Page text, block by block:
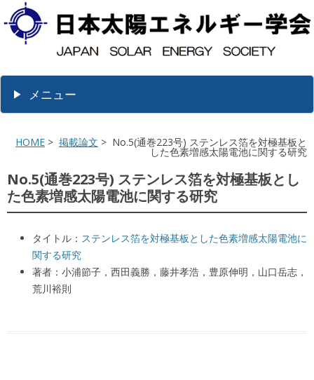
メニュー
HOME > 掲載論文 > No.5(通巻223号) ステンレス箔を対極基板と
した色素増感太陽電池に関する研究
No.5(通巻223号) ステンレス箔を対極基板とし
た色素増感太陽電池に関する研究
タイトル： ステンレス箔を対極基板とした色素増感太陽電池に
関する研究
著者：小浦節子，西田義勝，藤井孝浩，豊原伸明，山口岳志，
荒川裕則